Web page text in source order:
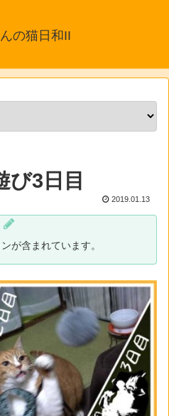
の猫日和II
び3日目
2019.01.13
が含まれています。